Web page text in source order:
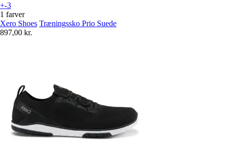
+-3
1 farver
Xero Shoes Træningssko Prio Suede
897,00 kr.